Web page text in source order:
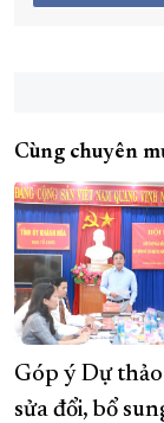
Cùng chuyên
Góp ý Dự
sửa đổi, bổ